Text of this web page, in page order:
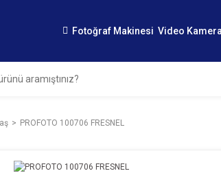
Fotoğraf Makinesi Video Kamera
PROFOTO 100706 FRESNEL